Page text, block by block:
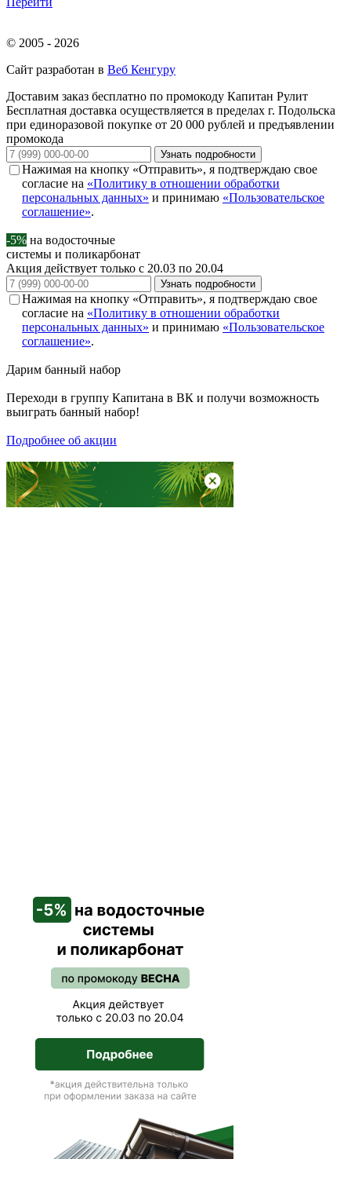
© 2005 - 2026
Сайт разработан в Веб Кенгуру
Доставим заказ бесплатно по промокоду Капитан Рулит
Бесплатная доставка осуществляется в пределах г. Подольска
при единоразовой покупке от 20 000 рублей и предъявлении
промокода
Узнать подробности
Нажимая на кнопку «Отправить», я подтверждаю свое
согласие на «Политику в отношении обработки
персональных данных» и принимаю «Пользовательское
соглашение».
-5% на водосточные
системы и поликарбонат
Акция действует только с 20.03 по 20.04
Узнать подробности
Нажимая на кнопку «Отправить», я подтверждаю свое
согласие на «Политику в отношении обработки
персональных данных» и принимаю «Пользовательское
соглашение».
Дарим банный набор
Переходи в группу Капитана в ВК и получи возможность
выиграть банный набор!
Подробнее об акции